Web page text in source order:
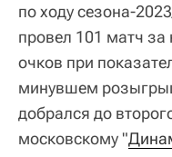
по ходу сезона-
провел 101 матч за
очков при
минувшем
добрался до
московскому "